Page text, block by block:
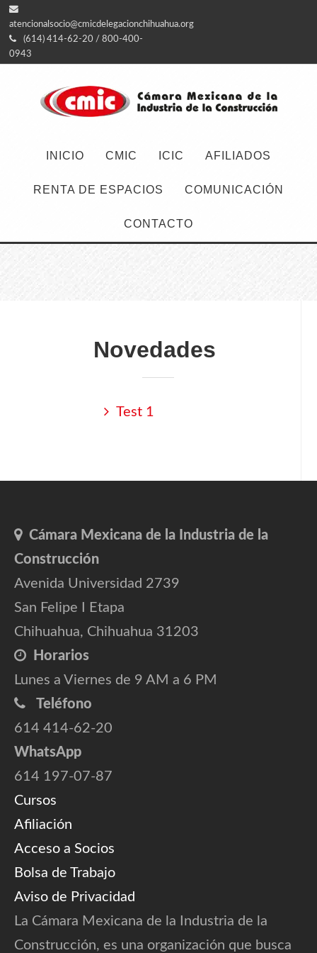
atencionalsocio@cmicdelegacionchihuahua.org
(614) 414-62-20 / 800-400-
0943
INICIO CMIC ICIC AFILIADOS
RENTA DE ESPACIOS COMUNICACIÓN
CONTACTO
Novedades
Test 1
Cámara Mexicana de la Industria de la
Construcción
Avenida Universidad 2739
San Felipe I Etapa
Chihuahua, Chihuahua 31203
Horarios
Lunes a Viernes de 9 AM a 6 PM
Teléfono
614 414-62-20
WhatsApp
614 197-07-87
Cursos
Afiliación
Acceso a Socios
Bolsa de Trabajo
Aviso de Privacidad
La Cámara Mexicana de la Industria de la
Construcción, es una organización que busca